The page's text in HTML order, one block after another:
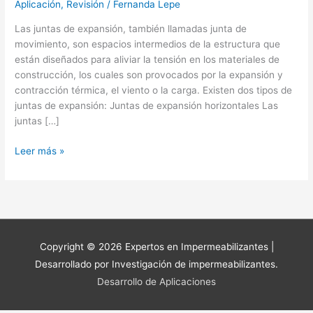
Aplicación, Revisión / Fernanda Lepe
Las juntas de expansión, también llamadas junta de
movimiento, son espacios intermedios de la estructura que
están diseñados para aliviar la tensión en los materiales de
construcción, los cuales son provocados por la expansión y
contracción térmica, el viento o la carga. Existen dos tipos de
juntas de expansión: Juntas de expansión horizontales Las
juntas […]
Leer más »
Copyright © 2026 Expertos en Impermeabilizantes|
Desarrollado por Investigación de impermeabilizantes.
Desarrollo de Aplicaciones